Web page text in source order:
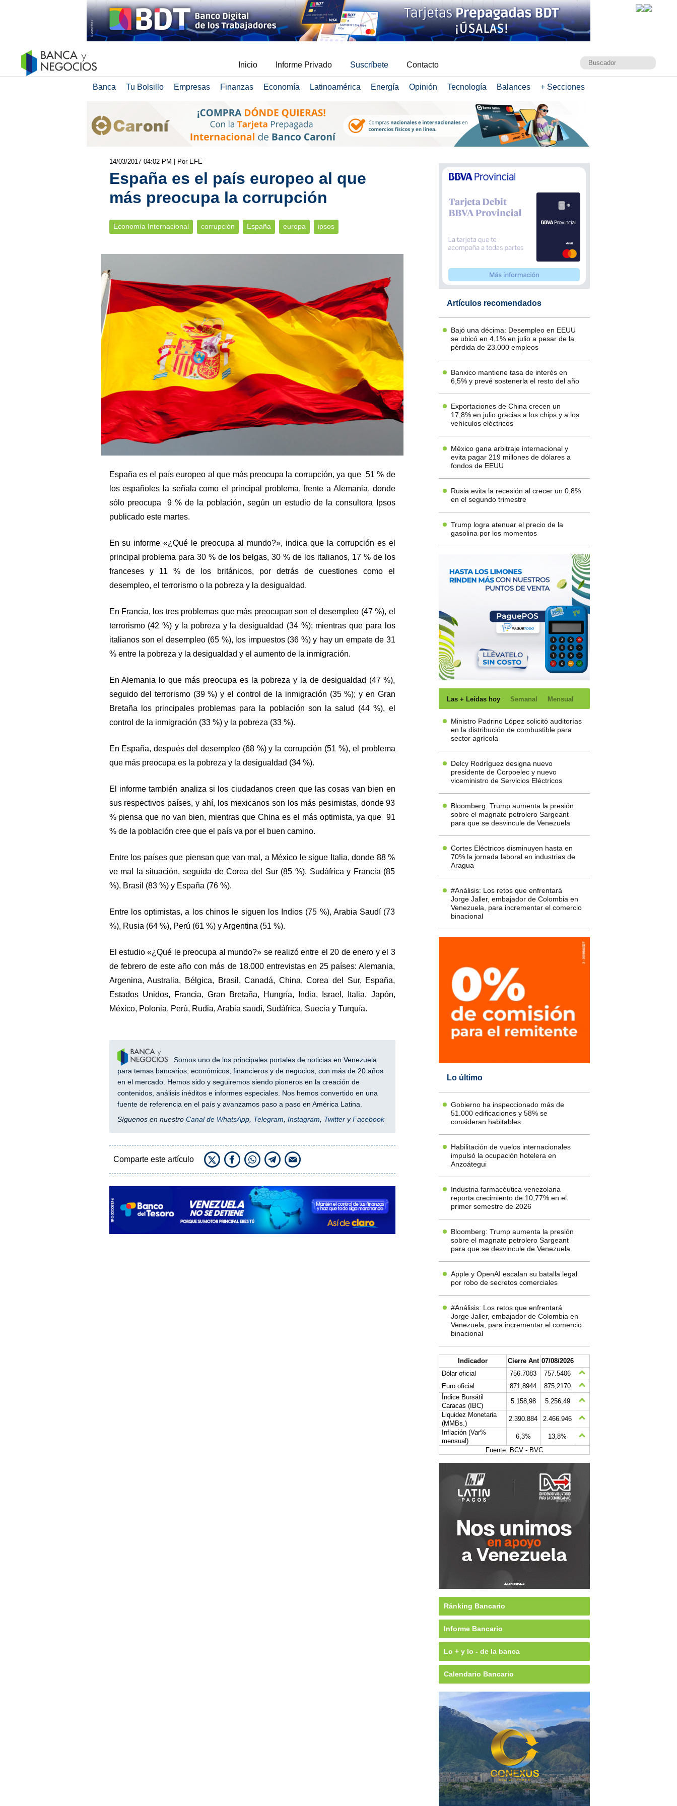
Inicio Informe Privado Suscríbete Contacto
Banca Tu Bolsillo Empresas Finanzas Economía Latinoamérica Energía Opinión Tecnología Balances + Secciones
14/03/2017 04:02 PM | Por EFE
España es el país europeo al que
más preocupa la corrupción
Economía Internacional corrupción España europa ipsos
España es el país europeo al que más preocupa la corrupción, ya que 51 % de
los españoles la señala como el principal problema, frente a Alemania, donde
sólo preocupa 9 % de la población, según un estudio de la consultora Ipsos
publicado este martes.
En su informe «¿Qué le preocupa al mundo?», indica que la corrupción es el
principal problema para 30 % de los belgas, 30 % de los italianos, 17 % de los
franceses y 11 % de los británicos, por detrás de cuestiones como el
desempleo, el terrorismo o la pobreza y la desigualdad.
En Francia, los tres problemas que más preocupan son el desempleo (47 %), el
terrorismo (42 %) y la pobreza y la desigualdad (34 %); mientras que para los
italianos son el desempleo (65 %), los impuestos (36 %) y hay un empate de 31
% entre la pobreza y la desigualdad y el aumento de la inmigración.
En Alemania lo que más preocupa es la pobreza y la de desigualdad (47 %),
seguido del terrorismo (39 %) y el control de la inmigración (35 %); y en Gran
Bretaña los principales problemas para la población son la salud (44 %), el
control de la inmigración (33 %) y la pobreza (33 %).
En España, después del desempleo (68 %) y la corrupción (51 %), el problema
que más preocupa es la pobreza y la desigualdad (34 %).
El informe también analiza si los ciudadanos creen que las cosas van bien en
sus respectivos países, y ahí, los mexicanos son los más pesimistas, donde 93
% piensa que no van bien, mientras que China es el más optimista, ya que 91
% de la población cree que el país va por el buen camino.
Entre los países que piensan que van mal, a México le sigue Italia, donde 88 %
ve mal la situación, seguida de Corea del Sur (85 %), Sudáfrica y Francia (85
%), Brasil (83 %) y España (76 %).
Entre los optimistas, a los chinos le siguen los Indios (75 %), Arabia Saudí (73
%), Rusia (64 %), Perú (61 %) y Argentina (51 %).
El estudio «¿Qué le preocupa al mundo?» se realizó entre el 20 de enero y el 3
de febrero de este año con más de 18.000 entrevistas en 25 países: Alemania,
Argenina, Australia, Bélgica, Brasil, Canadá, China, Corea del Sur, España,
Estados Unidos, Francia, Gran Bretaña, Hungría, India, Israel, Italia, Japón,
México, Polonia, Perú, Rudia, Arabia saudí, Sudáfrica, Suecia y Turquía.
Somos uno de los principales portales de noticias en Venezuela
para temas bancarios, económicos, financieros y de negocios, con más de 20 años
en el mercado. Hemos sido y seguiremos siendo pioneros en la creación de
contenidos, análisis inéditos e informes especiales. Nos hemos convertido en una
fuente de referencia en el país y avanzamos paso a paso en América Latina.
Síguenos en nuestro Canal de WhatsApp, Telegram, Instagram, TwitteryFacebook
Comparte este artículo
Artículos recomendados
Bajó una décima: Desempleo en EEUU
se ubicó en 4,1% en julio a pesar de la
pérdida de 23.000 empleos
Banxico mantiene tasa de interés en
6,5% y prevé sostenerla el resto del año
Exportaciones de China crecen un
17,8% en julio gracias a los chips y a los
vehículos eléctricos
México gana arbitraje internacional y
evita pagar 219 millones de dólares a
fondos de EEUU
Rusia evita la recesión al crecer un 0,8%
en el segundo trimestre
Trump logra atenuar el precio de la
gasolina por los momentos
Las + Leídas hoy Semanal Mensual
Ministro Padrino López solicitó auditorías
en la distribución de combustible para
sector agrícola
Delcy Rodríguez designa nuevo
presidente de Corpoelec y nuevo
viceministro de Servicios Eléctricos
Bloomberg: Trump aumenta la presión
sobre el magnate petrolero Sargeant
para que se desvincule de Venezuela
Cortes Eléctricos disminuyen hasta en
70% la jornada laboral en industrias de
Aragua
#Análisis: Los retos que enfrentará
Jorge Jaller, embajador de Colombia en
Venezuela, para incrementar el comercio
binacional
Lo último
Gobierno ha inspeccionado más de
51.000 edificaciones y 58% se
consideran habitables
Habilitación de vuelos internacionales
impulsó la ocupación hotelera en
Anzoátegui
Industria farmacéutica venezolana
reporta crecimiento de 10,77% en el
primer semestre de 2026
Bloomberg: Trump aumenta la presión
sobre el magnate petrolero Sargeant
para que se desvincule de Venezuela
Apple y OpenAI escalan su batalla legal
por robo de secretos comerciales
#Análisis: Los retos que enfrentará
Jorge Jaller, embajador de Colombia en
Venezuela, para incrementar el comercio
binacional
Indicador Cierre Ant 07/08/2026
Dólar oficial
756.7083
757.5406
Euro oficial
871,8944
875,2170
Índice Bursátil
Caracas (IBC)
5.158,98
5.256,49
Liquidez Monetaria
(MMBs.)
2.390.884
2.466.946
Inflación (Var%
mensual)
6,3%
13,8%
Fuente: BCV - BVC
Ránking Bancario
Informe Bancario
Lo + y lo - de la banca
Calendario Bancario